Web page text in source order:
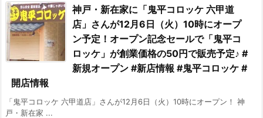
神戸・新在家に「鬼平コロッケ 六甲道
店」さんが12月6日（火）10時にオープ
ン予定！オープン記念セールで「鬼平コ
ロッケ」が創業価格の50円で販売予定♪ #
新規オープン #新店情報 #鬼平コロッケ #
開店情報
「鬼平コロッケ 六甲道店」さんが12月6日（火）10時にオープン！ 神
戸・新在家 ...